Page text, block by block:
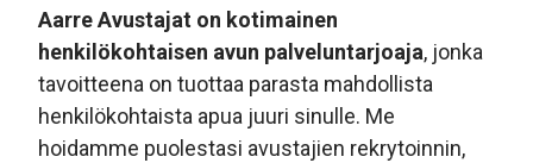
Aarre Avustajat on kotimainen
henkilökohtaisen avun palveluntarjoaja, jonka
tavoitteena on tuottaa parasta mahdollista
henkilökohtaista apua juuri sinulle. Me
hoidamme puolestasi avustajien rekrytoinnin,